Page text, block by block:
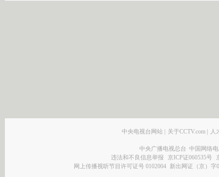
中央电视台网站 | 关于CCTV.com | 人
中央广播电视总台 中国网络
违法和不良信息举报
京ICP证060535号
网上传播视听节目许可证号 0102004 新出网证（京）